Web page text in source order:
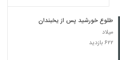
طلوع خورشید پس از یخبندان
میلاد
۶۲۲ بازدید